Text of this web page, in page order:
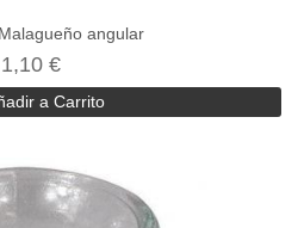
angular
1,10 €
a Carrito